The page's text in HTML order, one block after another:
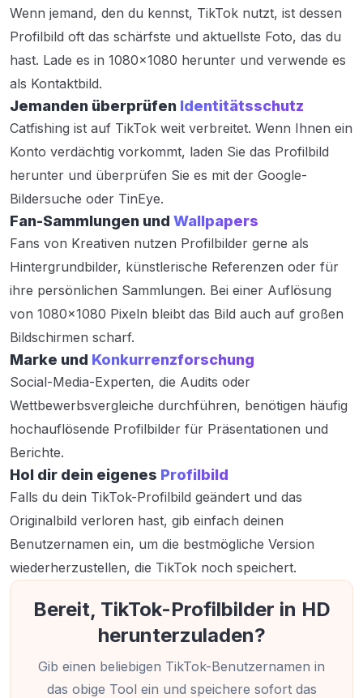
Wenn jemand, den du kennst, TikTok nutzt, ist dessen
Profilbild oft das schärfste und aktuellste Foto, das du
hast. Lade es in 1080×1080 herunter und verwende es
als Kontaktbild.
Jemanden überprüfen Identitätsschutz
Catfishing ist auf TikTok weit verbreitet. Wenn Ihnen ein
Konto verdächtig vorkommt, laden Sie das Profilbild
herunter und überprüfen Sie es mit der Google-
Bildersuche oder TinEye.
Fan-Sammlungen und Wallpapers
Fans von Kreativen nutzen Profilbilder gerne als
Hintergrundbilder, künstlerische Referenzen oder für
ihre persönlichen Sammlungen. Bei einer Auflösung
von 1080×1080 Pixeln bleibt das Bild auch auf großen
Bildschirmen scharf.
Marke und Konkurrenzforschung
Social-Media-Experten, die Audits oder
Wettbewerbsvergleiche durchführen, benötigen häufig
hochauflösende Profilbilder für Präsentationen und
Berichte.
Hol dir dein eigenes Profilbild
Falls du dein TikTok-Profilbild geändert und das
Originalbild verloren hast, gib einfach deinen
Benutzernamen ein, um die bestmögliche Version
wiederherzustellen, die TikTok noch speichert.
Bereit, TikTok-Profilbilder in HD
herunterzuladen?
Gib einen beliebigen TikTok-Benutzernamen in
das obige Tool ein und speichere sofort das